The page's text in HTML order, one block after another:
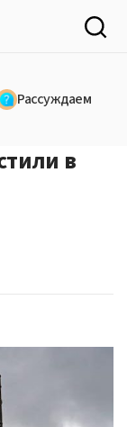
Рассуждаем
в